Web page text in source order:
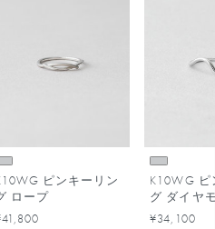
ピンキーリン
ロープ
K10WG ピ
グ ダイヤ
¥34,100